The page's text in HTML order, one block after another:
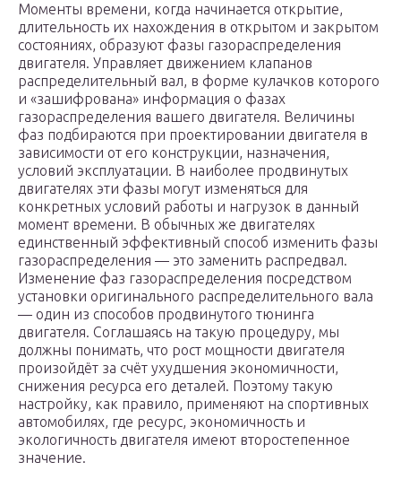
Моменты времени, когда начинается открытие,
длительность их нахождения в открытом и закрытом
состояниях, образуют фазы газораспределения
двигателя. Управляет движением клапанов
распределительный вал, в форме кулачков которого
и «зашифрована» информация о фазах
газораспределения вашего двигателя. Величины
фаз подбираются при проектировании двигателя в
зависимости от его конструкции, назначения,
условий эксплуатации. В наиболее продвинутых
двигателях эти фазы могут изменяться для
конкретных условий работы и нагрузок в данный
момент времени. В обычных же двигателях
единственный эффективный способ изменить фазы
газораспределения — это заменить распредвал.
Изменение фаз газораспределения посредством
установки оригинального распределительного вала
— один из способов продвинутого тюнинга
двигателя. Соглашаясь на такую процедуру, мы
должны понимать, что рост мощности двигателя
произойдёт за счёт ухудшения экономичности,
снижения ресурса его деталей. Поэтому такую
настройку, как правило, применяют на спортивных
автомобилях, где ресурс, экономичность и
экологичность двигателя имеют второстепенное
значение.